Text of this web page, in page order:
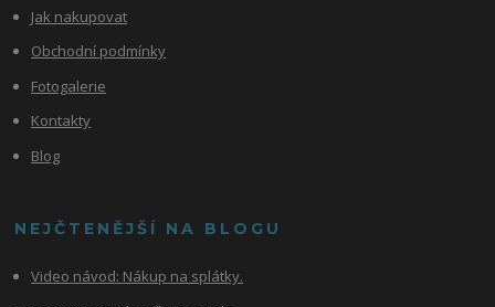
Jak nakupovat
Obchodní podmínky
Fotogalerie
Kontakty
Blog
NEJČTENĚJŠÍ NA BLOGU
Video návod: Nákup na splátky.